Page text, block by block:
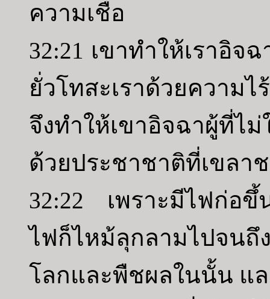
ความเชื่อ
32:21 เขาทำให้เราอิจ
ยั่วโทสะเราด้วยความ
จึงทำให้เขาอิจฉาผู้ที่ไ
ด้วยประชาชาติที่เขลา
32:22 เพราะมีไฟก่อขึ้
ไฟก็ไหม้ลุกลามไปจน
โลกและพืชผลในนั้น แล